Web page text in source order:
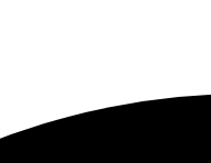
tıklayın.